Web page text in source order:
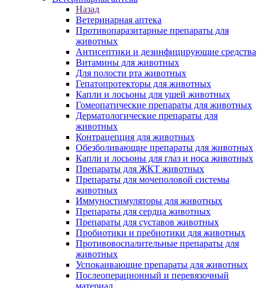
Назад
Ветеринарная аптека
Противопаразитарные препараты для
животных
Антисептики и дезинфицирующие средства
Витамины для животных
Для полости рта животных
Гепатопротекторы для животных
Капли и лосьоны для ушей животных
Гомеопатические препараты для животных
Дерматологические препараты для
животных
Контрацепция для животных
Обезболивающие препараты для животных
Капли и лосьоны для глаз и носа животных
Препараты для ЖКТ животных
Препараты для мочеполовой системы
животных
Иммуностимуляторы для животных
Препараты для сердца животных
Препараты для суставов животных
Пробиотики и пребиотики для животных
Противовоспалительные препараты для
животных
Успокаивающие препараты для животных
Послеоперационный и перевязочный
материал